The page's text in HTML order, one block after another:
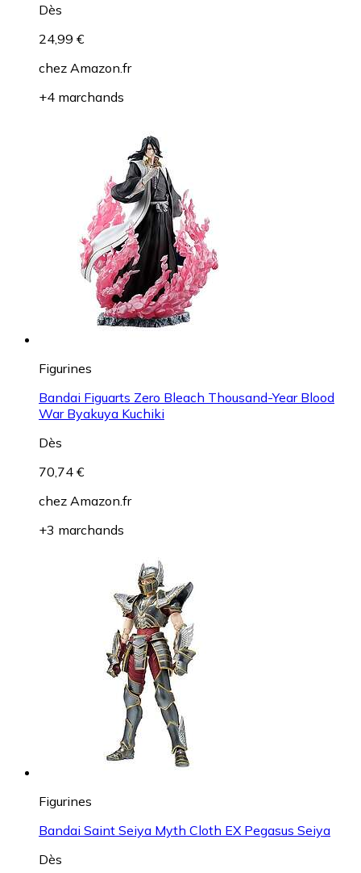
Dès
24,99 €
chez Amazon.fr
+4 marchands
Figurines
Bandai Figuarts Zero Bleach Thousand-Year Blood
War Byakuya Kuchiki
Dès
70,74 €
chez Amazon.fr
+3 marchands
Figurines
Bandai Saint Seiya Myth Cloth EX Pegasus Seiya
Dès